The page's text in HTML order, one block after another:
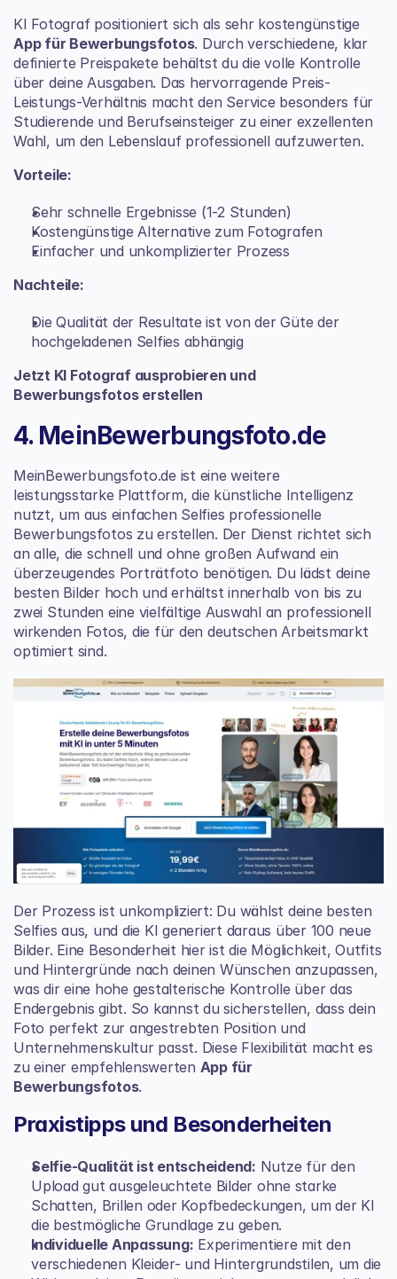
KI Fotograf positioniert sich als sehr kostengünstige
App für Bewerbungsfotos. Durch verschiedene, klar
definierte Preispakete behältst du die volle Kontrolle
über deine Ausgaben. Das hervorragende Preis-
Leistungs-Verhältnis macht den Service besonders für
Studierende und Berufseinsteiger zu einer exzellenten
Wahl, um den Lebenslauf professionell aufzuwerten.
Vorteile:
Sehr schnelle Ergebnisse (1-2 Stunden)
Kostengünstige Alternative zum Fotografen
Einfacher und unkomplizierter Prozess
Nachteile:
Die Qualität der Resultate ist von der Güte der
hochgeladenen Selfies abhängig
Jetzt KI Fotograf ausprobieren und
Bewerbungsfotos erstellen
4. MeinBewerbungsfoto.de
MeinBewerbungsfoto.de ist eine weitere
leistungsstarke Plattform, die künstliche Intelligenz
nutzt, um aus einfachen Selfies professionelle
Bewerbungsfotos zu erstellen. Der Dienst richtet sich
an alle, die schnell und ohne großen Aufwand ein
überzeugendes Porträtfoto benötigen. Du lädst deine
besten Bilder hoch und erhältst innerhalb von bis zu
zwei Stunden eine vielfältige Auswahl an professionell
wirkenden Fotos, die für den deutschen Arbeitsmarkt
optimiert sind.
Der Prozess ist unkompliziert: Du wählst deine besten
Selfies aus, und die KI generiert daraus über 100 neue
Bilder. Eine Besonderheit hier ist die Möglichkeit, Outfits
und Hintergründe nach deinen Wünschen anzupassen,
was dir eine hohe gestalterische Kontrolle über das
Endergebnis gibt. So kannst du sicherstellen, dass dein
Foto perfekt zur angestrebten Position und
Unternehmenskultur passt. Diese Flexibilität macht es
zu einer empfehlenswerten App für
Bewerbungsfotos.
Praxistipps und Besonderheiten
Selfie-Qualität ist entscheidend: Nutze für den
Upload gut ausgeleuchtete Bilder ohne starke
Schatten, Brillen oder Kopfbedeckungen, um der KI
die bestmögliche Grundlage zu geben.
Individuelle Anpassung: Experimentiere mit den
verschiedenen Kleider- und Hintergrundstilen, um die